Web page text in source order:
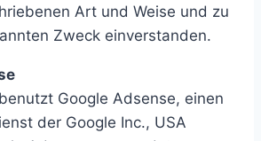
Art und Weise und zu
Zweck einverstanden.
Google Adsense, einen
der Google Inc., USA